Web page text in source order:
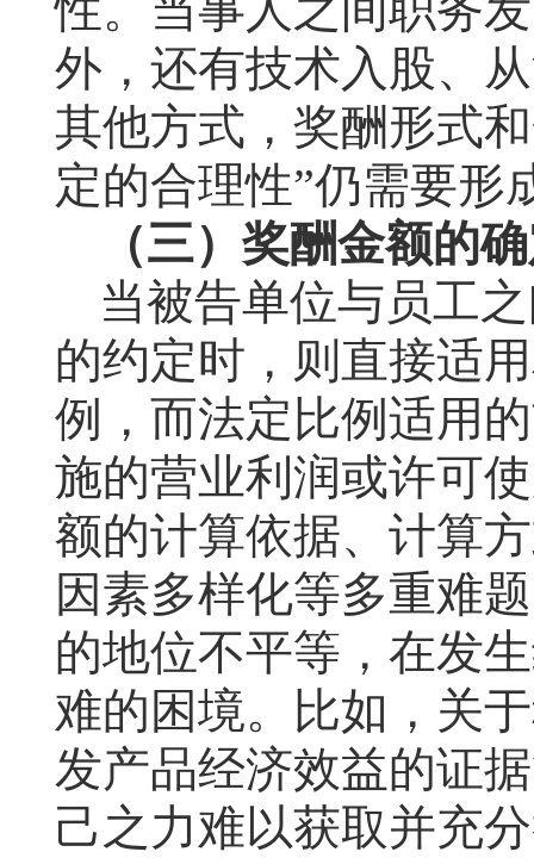
外，还有技术入股、
其他方式，奖酬形式
定的合理性”仍需要形
（三）奖酬金额的
当被告单位与员工
的约定时，则直接适
例，而法定比例适用
施的营业利润或许可
额的计算依据、计算
因素多样化等多重难
的地位不平等，在发
难的困境。比如，关
发产品经济效益的证
己之力难以获取并充